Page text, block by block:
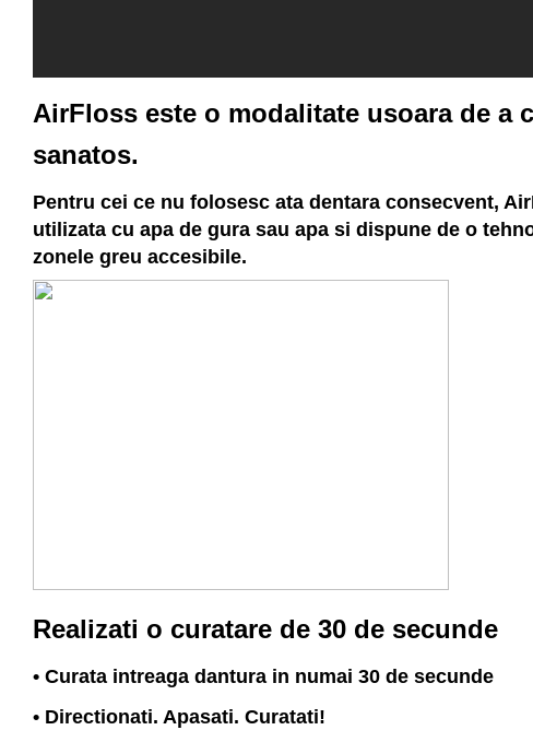
AirFloss este o modalitate usoara de
sanatos.
Pentru cei ce nu folosesc ata dentara consecvent,
utilizata cu apa de gura sau apa si dispune de o
zonele greu accesibile.
Realizati o curatare de 30 de secunde
• Curata intreaga dantura in numai 30 de secunde
• Directionati. Apasati. Curatati!